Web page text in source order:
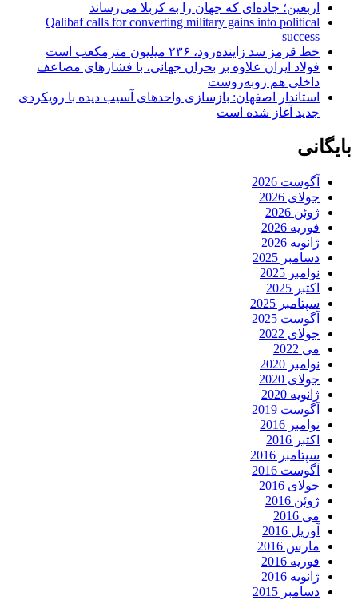
اربعین؛ جاده‌ای که جهان را به کربلا می‌رساند
Qalibaf calls for converting military gains into political
success
خط قرمز سد زاینده‌رود، ۲۳۶ میلیون مترمکعب است
فولاد ایران علاوه بر بحران جهانی، با فشارهای مضاعف
داخلی هم روبه‌روست
استاندار اصفهان: بازسازی واحدهای آسیب دیده با رویکردی
جدید آغاز شده است
بایگانی
آگوست 2026
جولای 2026
ژوئن 2026
فوریه 2026
ژانویه 2026
دسامبر 2025
نوامبر 2025
اکتبر 2025
سپتامبر 2025
آگوست 2025
جولای 2022
می 2022
نوامبر 2020
جولای 2020
ژانویه 2020
آگوست 2019
نوامبر 2016
اکتبر 2016
سپتامبر 2016
آگوست 2016
جولای 2016
ژوئن 2016
می 2016
آوریل 2016
مارس 2016
فوریه 2016
ژانویه 2016
دسامبر 2015